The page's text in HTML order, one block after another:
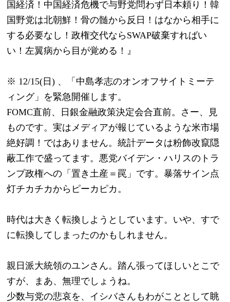
国経済！中国経済危機で与野党問わず日本頼り！韓
国野党は北朝鮮！骨の髄から反日！はなから相手に
する必要なし！政権交代ならSWAP破棄すればい
い！左翼病から目が覚める！』
※ 12/15(日) 、「中島孝志のオンオフサイトミーテ
ィング」を緊急開催します。
FOMC直前、日銀金融政策決定会合直前。さー、見
ものです。実はメディアが報じているような米市場
絶好調！ではありません。統計データは粉飾改竄隠
蔽工作で盛ってます。悪党バイデン・ハリスのトラ
ンプ政権への「置き土産＝罠」です。暴落サイン点
灯チカチカからピーカピカ。
時代は大きく転換しようとしています。いや、すで
に転換してしまったのかもしれません。
親日派大統領のユンさん。踏ん張ってほしいとこで
すが、まあ、無理でしょうね。
少数与党の悲哀を、イシバさんもわがこととして眺